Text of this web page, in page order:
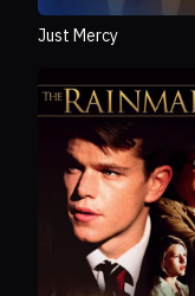
Just Mercy